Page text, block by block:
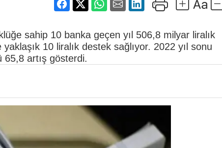
sahip 10 banka geçen yıl 506,8 milyar liralık
10 liralık destek sağlıyor. 2022 yıl sonu
65,8 artış gösterdi.